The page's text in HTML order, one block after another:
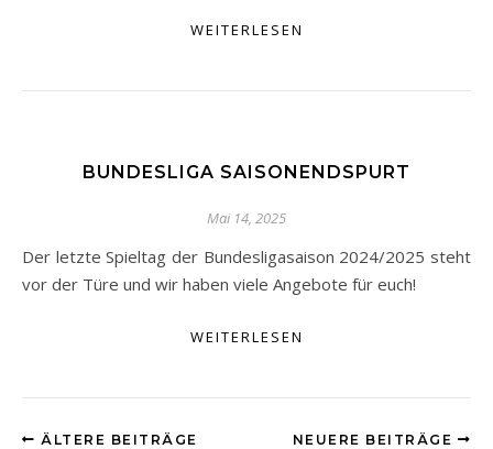
WEITERLESEN
BUNDESLIGA SAISONENDSPURT
Mai 14, 2025
Der letzte Spieltag der Bundesligasaison 2024/2025 steht
vor der Türe und wir haben viele Angebote für euch!
WEITERLESEN
ÄLTERE BEITRÄGE NEUERE BEITRÄGE